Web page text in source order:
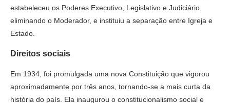
estabeleceu os Poderes Executivo, Legislativo e Judiciário,
eliminando o Moderador, e instituiu a separação entre Igreja e
Estado.
Direitos sociais
Em 1934, foi promulgada uma nova Constituição que vigorou
aproximadamente por três anos, tornando-se a mais curta da
história do país. Ela inaugurou o constitucionalismo social e